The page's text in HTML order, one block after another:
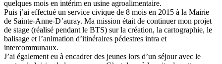
quelques mois en intérim en usine agroalimentaire.
Puis j’ai effectué un service civique de 8 mois en 2015 à la Mairie
de Sainte-Anne-D’auray. Ma mission était de continuer mon projet
de stage (réalisé pendant le BTS) sur la création, la cartographie, le
balisage et l’animation d’itinéraires pédestres intra et
intercommunaux.
J’ai également eu à encadrer des jeunes lors d’un séjour avec le